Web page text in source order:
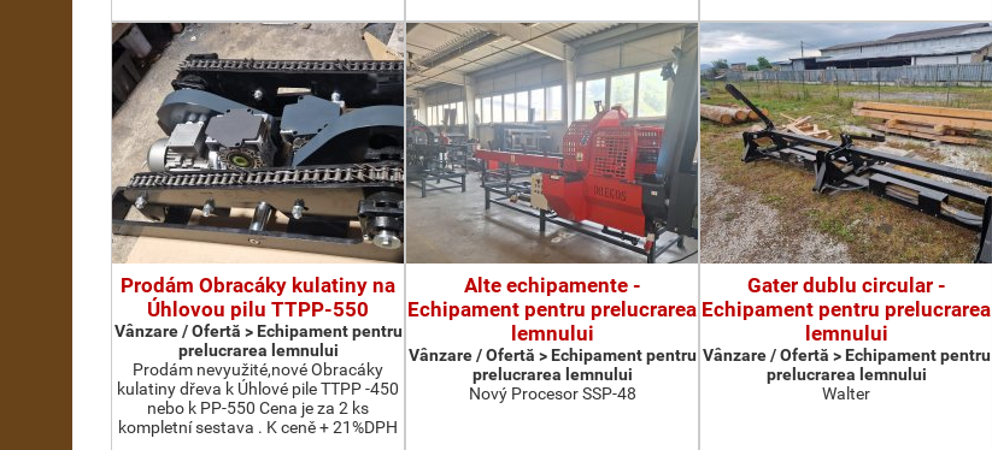
Prodám Obracáky kulatiny na
Úhlovou pilu TTPP-550
Vânzare / Ofertă > Echipament pentru
prelucrarea lemnului
Prodám nevyužité,nové Obracáky
kulatiny dřeva k Úhlové pile TTPP -450
nebo k PP-550 Cena je za 2 ks
kompletní sestava . K ceně + 21%DPH
Alte echipamente -
Echipament pentru prelucrarea
lemnului
Vânzare / Ofertă > Echipament pentru
prelucrarea lemnului
Nový Procesor SSP-48
Gater dublu circular -
Echipament pentru prelucrarea
lemnului
Vânzare / Ofertă > Echipament pentru
prelucrarea lemnului
Walter